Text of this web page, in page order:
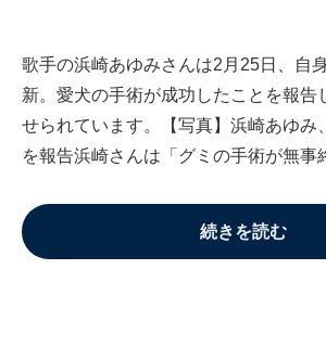
歌手の浜崎あゆみさんは2月25日、自
新。愛犬の手術が成功したことを報告
せられています。【写真】浜崎あゆみ
を報告浜崎さんは「グミの手術が無事
続きを読む